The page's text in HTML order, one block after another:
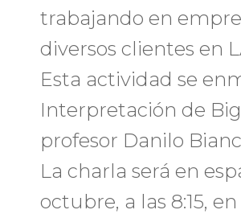
trabajando en
diversos clientes en
Esta actividad se
Interpretación de
profesor Danilo
La charla será en
octubre, a las 8:15,